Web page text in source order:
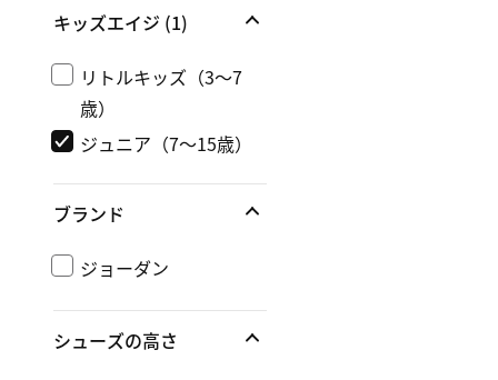
キッズエイジ (1)
リトルキッズ（3～7
歳）
ジュニア（7～15歳）
ブランド
ジョーダン
シューズの高さ